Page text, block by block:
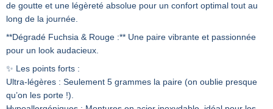
de goutte et une légèreté absolue pour un confort optimal tout au
long de la journée.
**Dégradé Fuchsia & Rouge :** Une paire vibrante et passionnée
pour un look audacieux.
✨ Les points forts :
Ultra-légères : Seulement 5 grammes la paire (on oublie presque
qu’on les porte !).